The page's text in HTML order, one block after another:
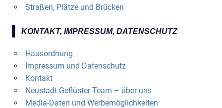
Straßen, Plätze und Brücken
KONTAKT, IMPRESSUM, DATENSCHUTZ
Hausordnung
Impressum und Datenschutz
Kontakt
Neustadt-Geflüster-Team – über uns
Media-Daten und Werbemöglichkeiten